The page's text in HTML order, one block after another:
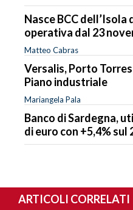
Nasce BCC dell’Isola
operativa dal 23
Matteo Cabras
Versalis, Porto
Piano industriale
Mariangela Pala
Banco di Sardegna,
di euro con +5,4% sul
ARTICOLI CORRELATI